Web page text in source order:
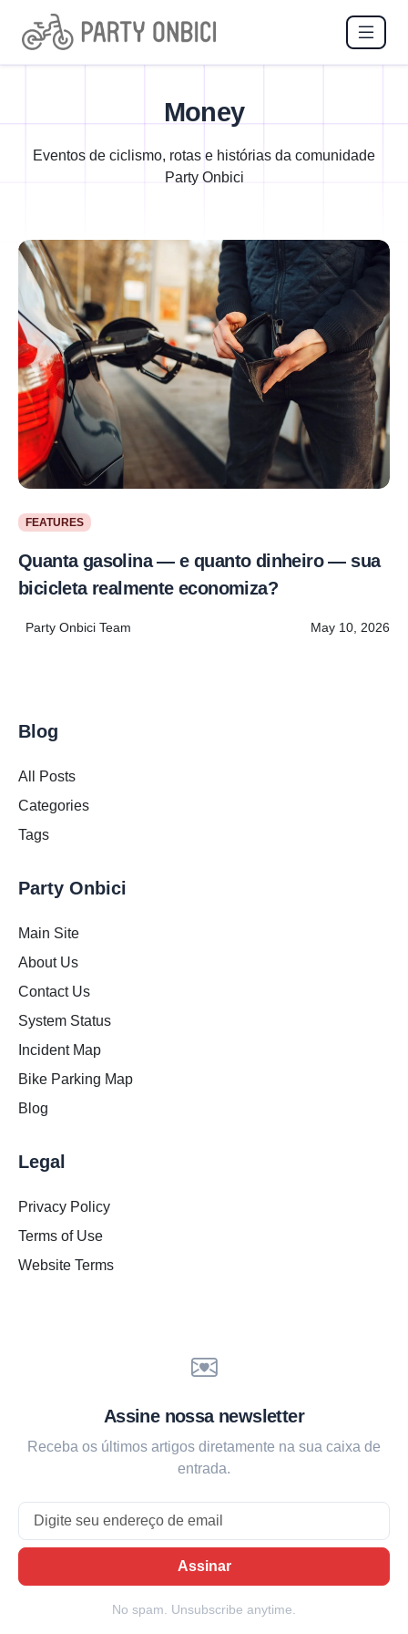
Money
Eventos de ciclismo, rotas e histórias da comunidade
Party Onbici
FEATURES
Quanta gasolina — e quanto dinheiro — sua
bicicleta realmente economiza?
Party Onbici Team May 10, 2026
Blog
All Posts
Categories
Tags
Party Onbici
Main Site
About Us
Contact Us
System Status
Incident Map
Bike Parking Map
Blog
Legal
Privacy Policy
Terms of Use
Website Terms
Assine nossa newsletter
Receba os últimos artigos diretamente na sua caixa de
entrada.
Email
Assinar
No spam. Unsubscribe anytime.